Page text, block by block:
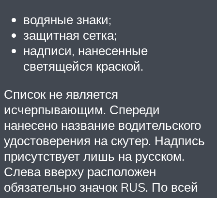
водяные знаки;
защитная сетка;
надписи, нанесенные
светящейся краской.
Список не является
исчерпывающим. Спереди
нанесено название водительского
удостоверения на скутер. Надпись
присутствует лишь на русском.
Слева вверху расположен
обязательно значок RUS. По всей